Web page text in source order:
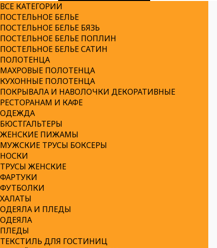
ВСЕ КАТЕГОРИИ
ПОСТЕЛЬНОЕ БЕЛЬЕ
ПОСТЕЛЬНОЕ БЕЛЬЕ БЯЗЬ
ПОСТЕЛЬНОЕ БЕЛЬЕ ПОПЛИН
ПОСТЕЛЬНОЕ БЕЛЬЕ САТИН
ПОЛОТЕНЦА
МАХРОВЫЕ ПОЛОТЕНЦА
КУХОННЫЕ ПОЛОТЕНЦА
ПОКРЫВАЛА И НАВОЛОЧКИ ДЕКОРАТИВНЫЕ
РЕСТОРАНАМ И КАФЕ
ОДЕЖДА
БЮСТГАЛЬТЕРЫ
ЖЕНСКИЕ ПИЖАМЫ
МУЖСКИЕ ТРУСЫ БОКСЕРЫ
НОСКИ
ТРУСЫ ЖЕНСКИЕ
ФАРТУКИ
ФУТБОЛКИ
ХАЛАТЫ
ОДЕЯЛА И ПЛЕДЫ
ОДЕЯЛА
ПЛЕДЫ
ТЕКСТИЛЬ ДЛЯ ГОСТИНИЦ